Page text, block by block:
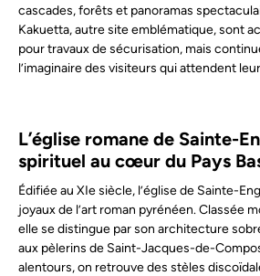
cascades, forêts et panoramas
Kakuetta, autre site emblématique, sont
pour travaux de sécurisation, mais
l’imaginaire des visiteurs qui attendent
L’église romane de Sainte-
spirituel au cœur du Pays
Édifiée au XIe siècle, l’église de Sainte-
joyaux de l’art roman pyrénéen. Classée
elle se distingue par son architecture
aux pèlerins de Saint-Jacques-de-
alentours, on retrouve des stèles